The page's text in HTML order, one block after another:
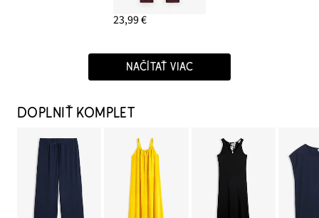
23,99 €
NAČÍTAŤ VIAC
DOPLNIŤ KOMPLET